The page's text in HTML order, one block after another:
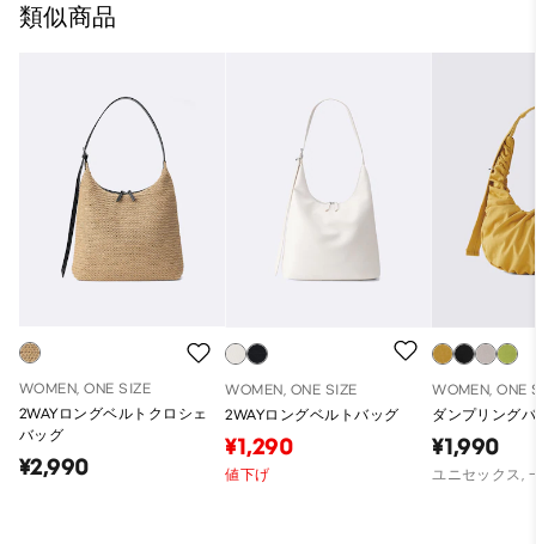
類似商品
WOMEN, ONE SIZE
2WAYロングベルトクロシェ
バッグ
¥2,990
WOMEN, ONE SIZE
2WAYロングベルトバッグ
¥1,290
値下げ
WOMEN, ONE
ダンプリング
¥1,990
ユニセックス,